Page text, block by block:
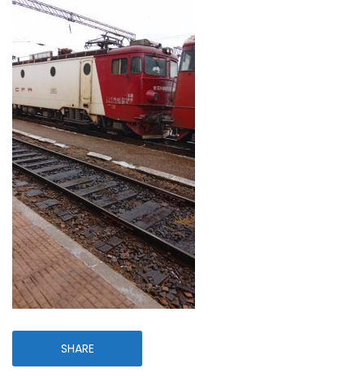
SHARE